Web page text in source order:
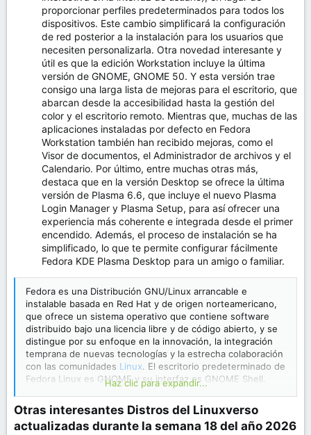
proporcionar perfiles predeterminados para todos los
dispositivos. Este cambio simplificará la configuración
de red posterior a la instalación para los usuarios que
necesiten personalizarla. Otra novedad interesante y
útil es que la edición Workstation incluye la última
versión de GNOME, GNOME 50. Y esta versión trae
consigo una larga lista de mejoras para el escritorio, que
abarcan desde la accesibilidad hasta la gestión del
color y el escritorio remoto. Mientras que, muchas de las
aplicaciones instaladas por defecto en Fedora
Workstation también han recibido mejoras, como el
Visor de documentos, el Administrador de archivos y el
Calendario. Por último, entre muchas otras más,
destaca que en la versión Desktop se ofrece la última
versión de Plasma 6.6, que incluye el nuevo Plasma
Login Manager y Plasma Setup, para así ofrecer una
experiencia más coherente e integrada desde el primer
encendido. Además, el proceso de instalación se ha
simplificado, lo que te permite configurar fácilmente
Fedora KDE Plasma Desktop para un amigo o familiar.
Fedora es una Distribución GNU/Linux arrancable e
instalable basada en Red Hat y de origen norteamericano,
que ofrece un sistema operativo que contiene software
distribuido bajo una licencia libre y de código abierto, y se
distingue por su enfoque en la innovación, la integración
temprana de nuevas tecnologías y la estrecha colaboración
con las comunidades Linux. El escritorio predeterminado de
Fedora Linux es GNOME y su interfaz es GNOME Shell.
Aunque, tambien ofrece otros entornos de escritorio
oficiales, como KDE Plasma, XFCE, LXDE, MATE y Cinnamon.
Adicionalmente, también distribuye versiones
personalizadas denominadas Fedora spins, las cuales, se
Haz clic para expandir...
Otras interesantes Distros del Linuxverso
actualizadas durante la semana 18 del año 2026​